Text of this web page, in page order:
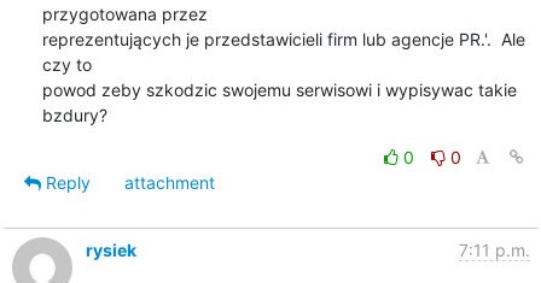
przygotowana przez
reprezentujących je przedstawicieli firm lub agencje PR.'.  Ale
czy to
powod zeby szkodzic swojemu serwisowi i wypisywac takie
bzdury?
0
0
Reply
attachment
rysiek 7:11 p.m.